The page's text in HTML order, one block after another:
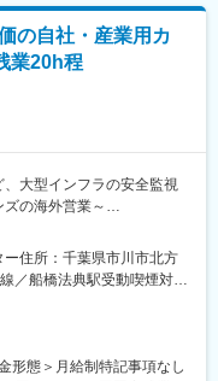
ることに加え、定期的な
ただいている企業様から
。
・独自に企業年金制度に
成をバックアップしてい
まる程、試験機のニーズ
きております。
建築用試験装置／航空・
置／疲労試験装置等。
ィングカンパニーであり、
ら、安定した受注を実現し
電力プラント、自動車、
は顧客のニーズにあわせ
力を強みに、国内外の大
ています。
と試験機の生産を行う老舗
の自社・産業用カ
業20h程
大型インフラの安全監視
の海外営業～
／年休120日以上◇
ジアや北欧地域のメーカ
案・販売などをお任せいた
住所：千葉県市川市北方
／船橋法典駅受動喫煙対
める事業所
形態＞月給制特記事項なし